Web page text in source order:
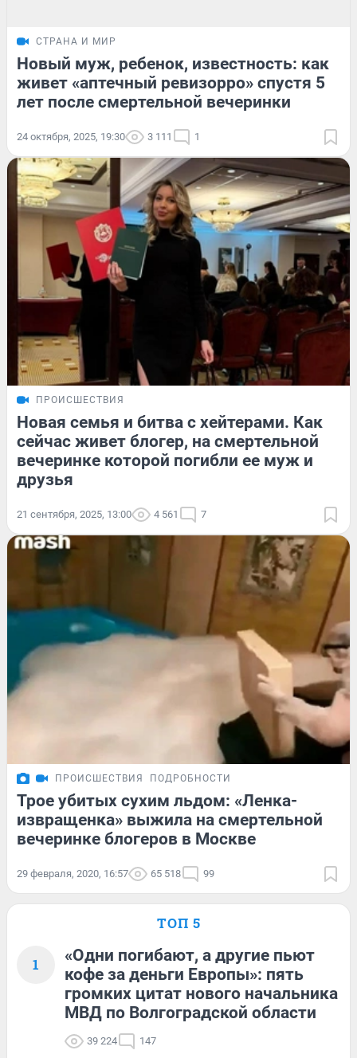
СТРАНА И МИР
Новый муж, ребенок, известность: как
живет «аптечный ревизорро» спустя 5
лет после смертельной вечеринки
24 октября, 2025, 19:30 3 111 1
ПРОИСШЕСТВИЯ
Новая семья и битва с хейтерами. Как
сейчас живет блогер, на смертельной
вечеринке которой погибли ее муж и
друзья
21 сентября, 2025, 13:00 4 561 7
ПРОИСШЕСТВИЯ ПОДРОБНОСТИ
Трое убитых сухим льдом: «Ленка-
извращенка» выжила на смертельной
вечеринке блогеров в Москве
29 февраля, 2020, 16:57 65 518 99
ТОП 5
1
«Одни погибают, а другие пьют
кофе за деньги Европы»: пять
громких цитат нового начальника
МВД по Волгоградской области
39 224 147